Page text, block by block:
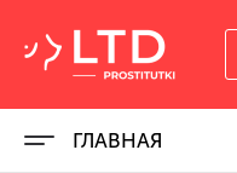
ГЛАВНАЯ